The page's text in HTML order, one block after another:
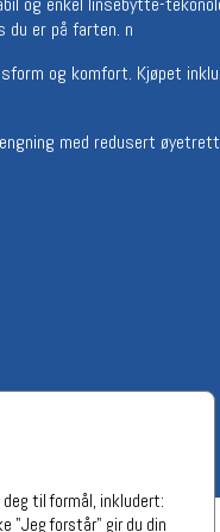
du er på farten. n
og komfort. Kjøpet
med redusert
til formål, inkludert:
"Jeg forstår" gir du din
stillinger